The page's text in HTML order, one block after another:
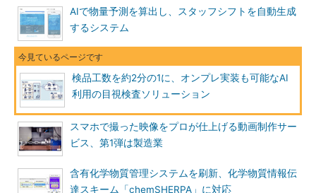
AIで物量予測を算出し、スタッフシフトを自動生成
するシステム
検品工数を約2分の1に、オンプレ実装も可能なAI
利用の目視検査ソリューション
スマホで撮った映像をプロが仕上げる動画制作サー
ビス、第1弾は製造業
含有化学物質管理システムを刷新、化学物質情報伝
達スキーム「chemSHERPA」に対応